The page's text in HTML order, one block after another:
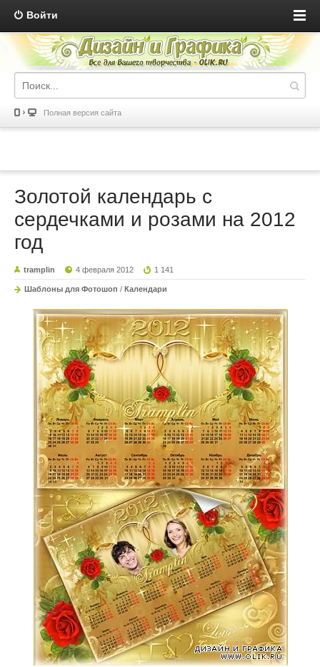
Войти
Полная версия сайта
Золотой календарь с
сердечками и розами на 2012
год
tramplin 4 февраля 2012 1 141
Шаблоны для Фотошоп / Календари